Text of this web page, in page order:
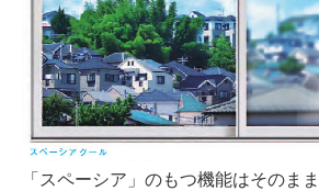
「スペーシア」のもつ機能はそのま